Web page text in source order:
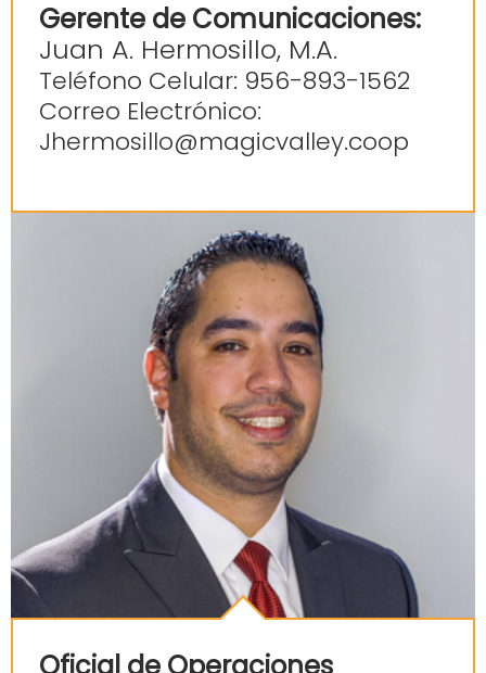
Gerente de Comunicaciones:
Juan A. Hermosillo, M.A.
Teléfono Celular: 956-893-1562
Correo Electrónico:
Jhermosillo@magicvalley.coop